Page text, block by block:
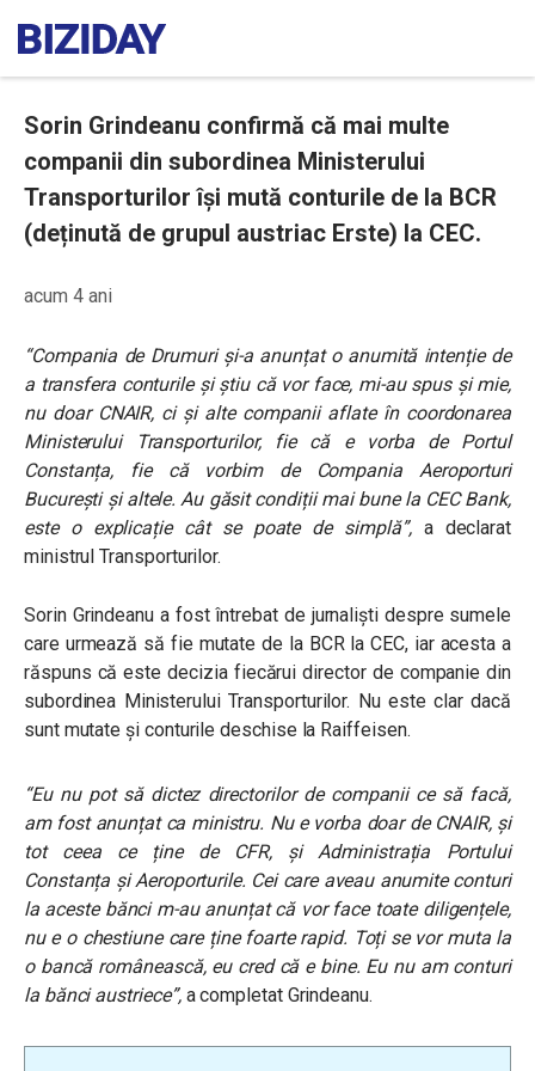
Sorin Grindeanu confirmă că mai multe
companii din subordinea Ministerului
Transporturilor își mută conturile de la BCR
(deținută de grupul austriac Erste) la CEC.
acum 4 ani
“Compania de Drumuri și-a anunțat o anumită intenție de
a transfera conturile și știu că vor face, mi-au spus și mie,
nu doar CNAIR, ci și alte companii aflate în coordonarea
Ministerului Transporturilor, fie că e vorba de Portul
Constanța, fie că vorbim de Compania Aeroporturi
București și altele. Au găsit condiții mai bune la CEC Bank,
este o explicație cât se poate de simplă”, a declarat
ministrul Transporturilor.
Sorin Grindeanu a fost întrebat de jurnaliști despre sumele
care urmează să fie mutate de la BCR la CEC, iar acesta a
răspuns că este decizia fiecărui director de companie din
subordinea Ministerului Transporturilor. Nu este clar dacă
sunt mutate și conturile deschise la Raiffeisen.
“Eu nu pot să dictez directorilor de companii ce să facă,
am fost anunțat ca ministru. Nu e vorba doar de CNAIR, și
tot ceea ce ține de CFR, și Administrația Portului
Constanța și Aeroporturile. Cei care aveau anumite conturi
la aceste bănci m-au anunțat că vor face toate diligențele,
nu e o chestiune care ține foarte rapid. Toți se vor muta la
o bancă românească, eu cred că e bine. Eu nu am conturi
la bănci austriece”, a completat Grindeanu.